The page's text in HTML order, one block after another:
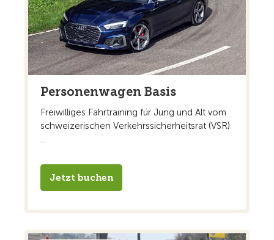
Personenwagen Basis
Freiwilliges Fahrtraining für Jung und Alt vom
schweizerischen Verkehrssicherheitsrat (VSR)
Jetzt buchen